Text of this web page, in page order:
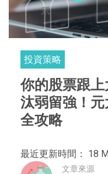
投資策略
你的股票跟
汰弱留強！
全攻略
最近更新時間： 18
文章來源